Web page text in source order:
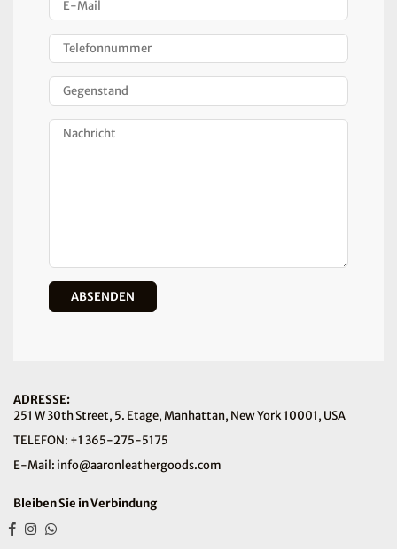
ADRESSE:
251 W 30th Street, 5. Etage, Manhattan, New York 10001, USA
TELEFON: +1 365-275-5175
E-Mail: info@aaronleathergoods.com
Bleiben Sie in Verbindung
FacebookInstagram
Whatsapp